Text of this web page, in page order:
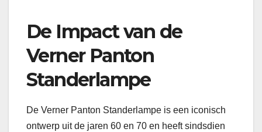
De Impact van de
Verner Panton
Standerlampe
De Verner Panton Standerlampe is een iconisch
ontwerp uit de jaren 60 en 70 en heeft sindsdien